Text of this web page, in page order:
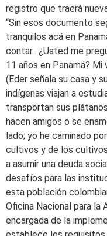
registro que traerá
“Sin esos documento
tranquilos acá en
contar. ¿Usted me
11 años en Panamá?
(Eder señala su casa y
indígenas viajan a
transportan sus
hacen amigos o se
lado; yo he caminado
cultivos y de los cultivos
a asumir una deuda
desafíos para las
esta población
Oficina Nacional para la
encargada de la